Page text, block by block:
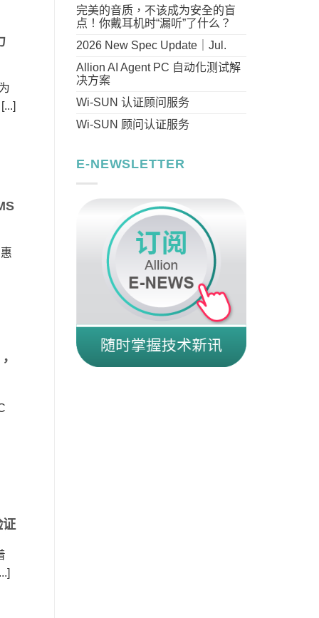
证
完美的音质，不该成为安全的盲
点！你戴耳机时“漏听”了什么？
2026 New Spec Update｜Jul.
Allion AI Agent PC 自动化测试解
决方案
Wi-SUN 认证顾问服务
Wi-SUN 顾问认证服务
E-NEWSLETTER